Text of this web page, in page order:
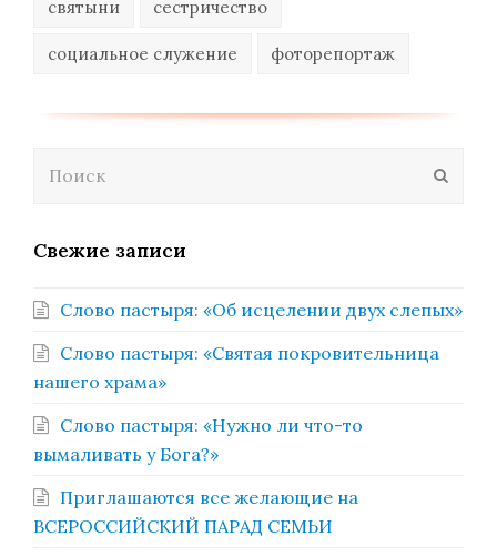
святыни сестричество
социальное служение фоторепортаж
Свежие записи
Слово пастыря: «Об исцелении двух слепых»
Слово пастыря: «Святая покровительница
нашего храма»
Слово пастыря: «Нужно ли что-то
вымаливать у Бога?»
Приглашаются все желающие на
ВСЕРОССИЙСКИЙ ПАРАД СЕМЬИ